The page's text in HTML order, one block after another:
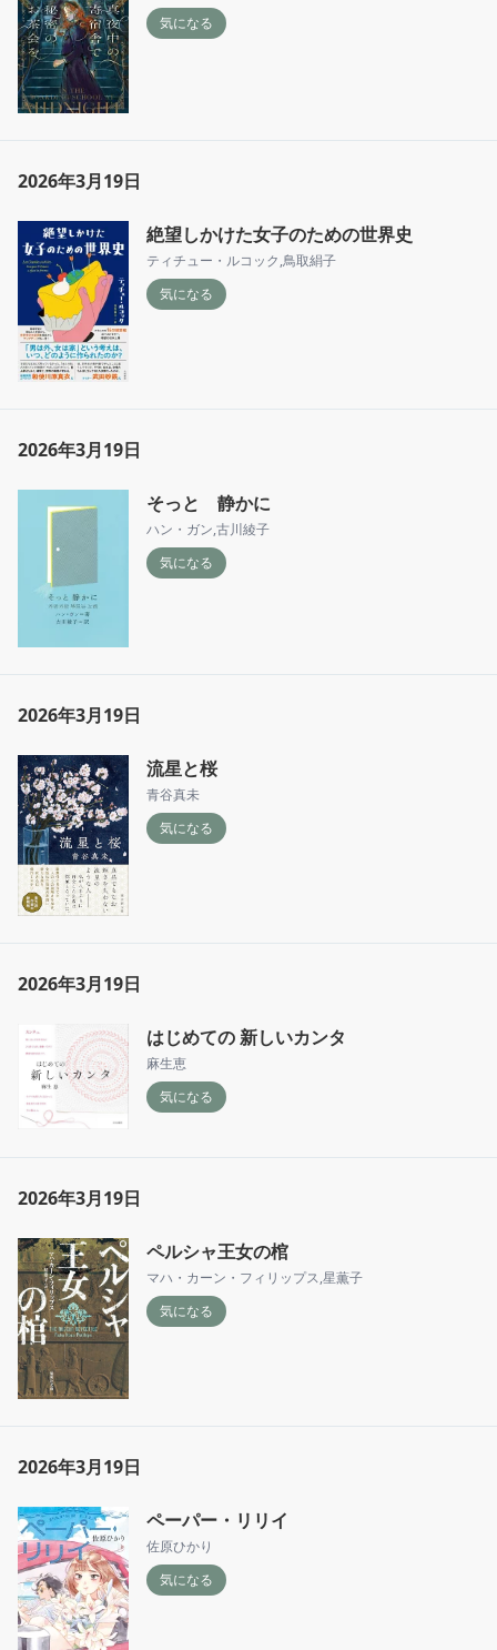
気になる
2026年3月19日
絶望しかけた女子のための世界史
ティチュー・ルコック,鳥取絹子
気になる
2026年3月19日
そっと 静かに
ハン・ガン,古川綾子
気になる
2026年3月19日
流星と桜
青谷真未
気になる
2026年3月19日
はじめての 新しいカンタ
麻生恵
気になる
2026年3月19日
ペルシャ王女の棺
マハ・カーン・フィリップス,星薫子
気になる
2026年3月19日
ペーパー・リリイ
佐原ひかり
気になる